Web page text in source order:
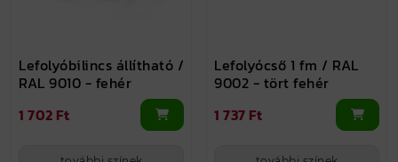
Lefolyóbilincs állítható /
RAL 9010 - fehér
1 702 Ft
Lefolyócső 1 fm / RAL
9002 - tört fehér
1 737 Ft